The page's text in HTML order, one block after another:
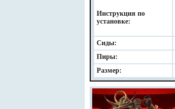
Инструкция по
установке:
Сиды:
Пиры:
Размер: